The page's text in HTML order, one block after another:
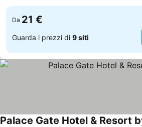
Da 21 €
Guarda i prezzi di 9 siti
Palace Gate Hotel & Resort